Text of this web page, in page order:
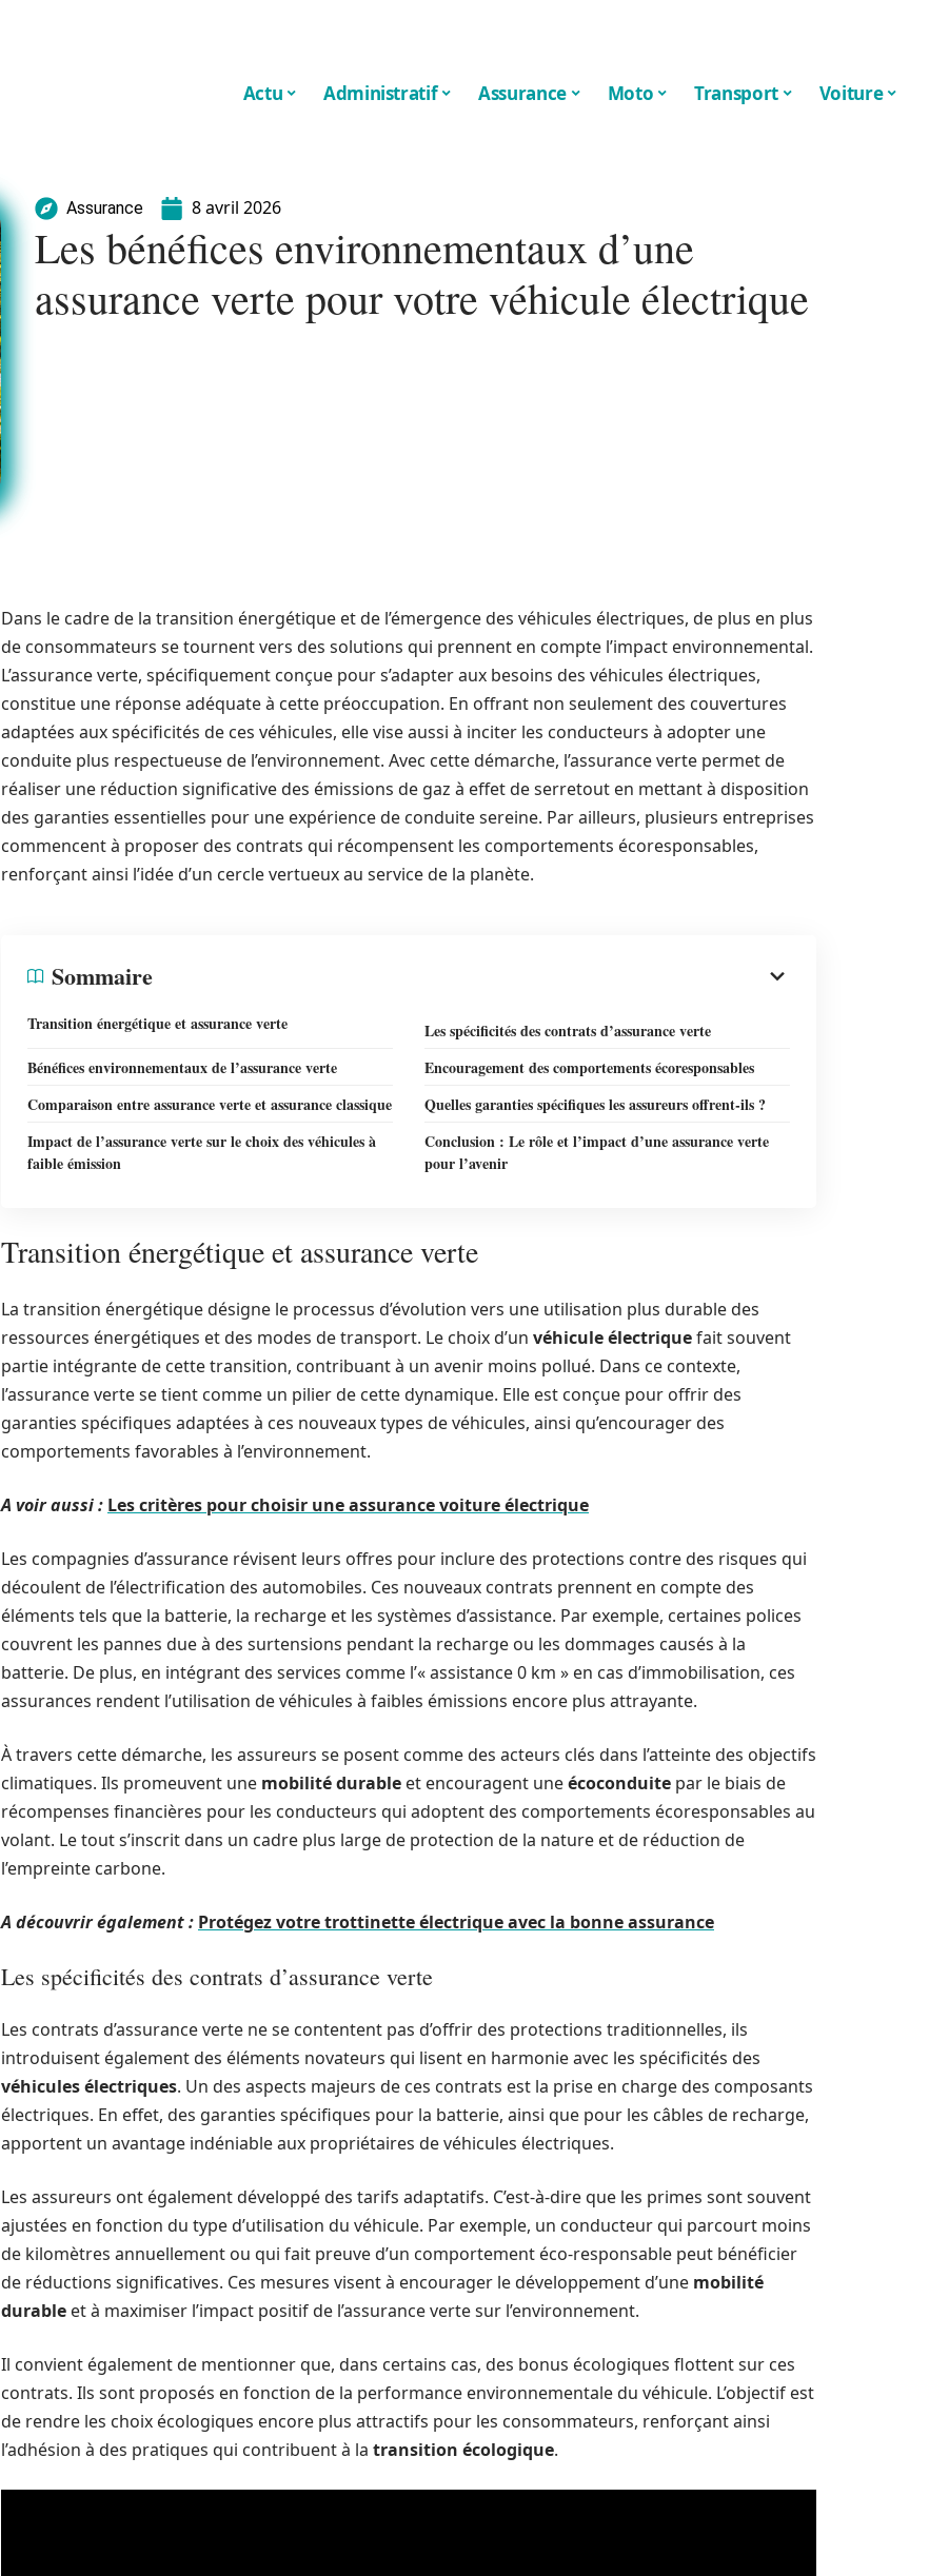
Actu Administratif Assurance Moto Transport Voiture
Assurance 8 avril 2026
Les bénéfices environnementaux d’une
assurance verte pour votre véhicule électrique
Dans le cadre de la transition énergétique et de l’émergence des véhicules électriques, de plus en plus
de consommateurs se tournent vers des solutions qui prennent en compte l’impact environnemental.
L’assurance verte, spécifiquement conçue pour s’adapter aux besoins des véhicules électriques,
constitue une réponse adéquate à cette préoccupation. En offrant non seulement des couvertures
adaptées aux spécificités de ces véhicules, elle vise aussi à inciter les conducteurs à adopter une
conduite plus respectueuse de l’environnement. Avec cette démarche, l’assurance verte permet de
réaliser une réduction significative des émissions de gaz à effet de serretout en mettant à disposition
des garanties essentielles pour une expérience de conduite sereine. Par ailleurs, plusieurs entreprises
commencent à proposer des contrats qui récompensent les comportements écoresponsables,
renforçant ainsi l’idée d’un cercle vertueux au service de la planète.
Sommaire
Transition énergétique et assurance verte
Les spécificités des contrats d’assurance verte
Bénéfices environnementaux de l’assurance verte
Encouragement des comportements écoresponsables
Comparaison entre assurance verte et assurance classique
Quelles garanties spécifiques les assureurs offrent-ils ?
Impact de l’assurance verte sur le choix des véhicules à
faible émission
Conclusion : Le rôle et l’impact d’une assurance verte
pour l’avenir
Transition énergétique et assurance verte
La transition énergétique désigne le processus d’évolution vers une utilisation plus durable des
ressources énergétiques et des modes de transport. Le choix d’un véhicule électriquefait souvent
partie intégrante de cette transition, contribuant à un avenir moins pollué. Dans ce contexte,
l’assurance verte se tient comme un pilier de cette dynamique. Elle est conçue pour offrir des
garanties spécifiques adaptées à ces nouveaux types de véhicules, ainsi qu’encourager des
comportements favorables à l’environnement.
A voir aussi : Les critères pour choisir une assurance voiture électrique
Les compagnies d’assurance révisent leurs offres pour inclure des protections contre des risques qui
découlent de l’électrification des automobiles. Ces nouveaux contrats prennent en compte des
éléments tels que la batterie, la recharge et les systèmes d’assistance. Par exemple, certaines polices
couvrent les pannes due à des surtensions pendant la recharge ou les dommages causés à la
batterie. De plus, en intégrant des services comme l’« assistance 0 km » en cas d’immobilisation, ces
assurances rendent l’utilisation de véhicules à faibles émissions encore plus attrayante.
À travers cette démarche, les assureurs se posent comme des acteurs clés dans l’atteinte des objectifs
climatiques. Ils promeuvent une mobilité durable et encouragent uneécoconduite par le biais de
récompenses financières pour les conducteurs qui adoptent des comportements écoresponsables au
volant. Le tout s’inscrit dans un cadre plus large de protection de la nature et de réduction de
l’empreinte carbone.
A découvrir également : Protégez votre trottinette électrique avec la bonne assurance
Les spécificités des contrats d’assurance verte
Les contrats d’assurance verte ne se contentent pas d’offrir des protections traditionnelles, ils
introduisent également des éléments novateurs qui lisent en harmonie avec les spécificités des
véhicules électriques. Un des aspects majeurs de ces contrats est la prise en charge des composants
électriques. En effet, des garanties spécifiques pour la batterie, ainsi que pour les câbles de recharge,
apportent un avantage indéniable aux propriétaires de véhicules électriques.
Les assureurs ont également développé des tarifs adaptatifs. C’est-à-dire que les primes sont souvent
ajustées en fonction du type d’utilisation du véhicule. Par exemple, un conducteur qui parcourt moins
de kilomètres annuellement ou qui fait preuve d’un comportement éco-responsable peut bénéficier
de réductions significatives. Ces mesures visent à encourager le développement d’une mobilité
durable et à maximiser l’impact positif de l’assurance verte sur l’environnement.
Il convient également de mentionner que, dans certains cas, des bonus écologiques flottent sur ces
contrats. Ils sont proposés en fonction de la performance environnementale du véhicule. L’objectif est
de rendre les choix écologiques encore plus attractifs pour les consommateurs, renforçant ainsi
l’adhésion à des pratiques qui contribuent à la transition écologique.